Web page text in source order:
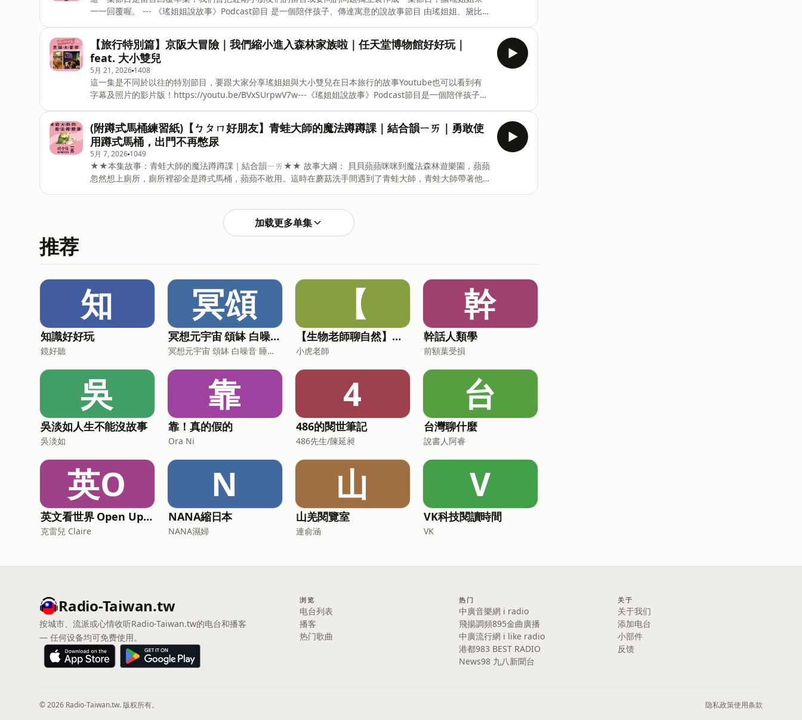
由瑤姐姐、黛比共同主持#跟黛比一起從生活中學習#一人分飾多角聲演#親子共聽FB｜IG｜各大平台收聽相
關連結 https://linktr.ee/yaos.story合作邀約 : yaos.st
一一回覆喔。 --- 《瑤姐姐說故事》Podcast節目 是一個陪伴孩子、傳達寓意的說故事節目 由瑤姐姐、黛比
相關連結 https://linktr.ee/yaos.story 合作邀約 : yaos.story@gmail.com 小額贊助支持我們創作更多內容：
贊助連結 https://open.firstory.me/join/yaostory 留言告訴我你對這一集的想法：
【旅行特別篇】京阪大冒險｜我們縮小進入森林家族啦｜任天堂博物館好好玩｜
feat. 大小雙兒
5月 21, 2026 1408
這一集是不同於以往的特別節目，要跟大家分享瑤姐姐與大小雙兒在日本旅行的故事Youtube也可以看到有
字幕及照片的影片版！https://youtu.be/BVxSUrpwV7w---《瑤姐姐說故事》Podcast節目是一個陪伴孩子、
｜IG｜各大平台收聽相關連結 https://linktr.ee/yaos.story合作邀約 : yaos.story@gmail.com小額贊助支持
我們創作更多內容：贊助連結 https://open.firstory.me/join/yaostory留言告訴我你對這一集的想法：
(附蹲式馬桶練習紙)【ㄅㄆㄇ好朋友】青蛙大師的魔法蹲蹲課｜結合韻ㄧㄞ｜勇敢使
用蹲式馬桶，出門不再憋尿
5月 7, 2026 1049
★★本集故事：青蛙大師的魔法蹲蹲課｜結合韻ㄧㄞ★★ 故事大綱： 貝貝蘋蘋咪咪到魔法森林遊樂園，蘋蘋
忽然想上廁所，廁所裡卻全是蹲式馬桶，蘋蘋不敢用。這時在蘑菇洗手間遇到了青蛙大師，青蛙大師帶著他
A3、彩色、單面列印。共兩張 (瑤姐姐的官方FB跟IG有馬桶練習紙的小圖與詳細的ibon列印操作步驟說明) 瑤
加载更多单集
推荐
知
知識好好玩
鏡好聽
冥頌
冥想元宇宙 頌缽 白噪音 睡眠音樂
冥想元宇宙 頌缽 白噪音 睡眠音樂
【
【生物老師聊自然】小故事，談生態
小虎老師
幹
幹話人類學
前額葉受損
吳
吳淡如人生不能沒故事
吳淡如
靠
靠！真的假的
Ora Ni
4
486的閱世筆記
486先生/陳延昶
台
台灣聊什麼
說書人阿睿
英O
英文看世界 Open Up English with Claire
克雷兒 Claire
N
NANA縮日本
NANA濕婦
山
山羌閱覽室
連俞涵
V
VK科技閱讀時間
VK
Radio-Taiwan.tw
按城市、流派或心情收听Radio-Taiwan.tw的电台和播客
— 任何设备均可免费使用。
浏览
电台列表
播客
热门歌曲
热门
中廣音樂網 i radio
飛揚調頻895金曲廣播
中廣流行網 i like radio
港都983 BEST RADIO
News98 九八新聞台
关于
关于我们
添加电台
小部件
反馈
© 2026 Radio-Taiwan.tw. 版权所有。 隐私政策使用条款